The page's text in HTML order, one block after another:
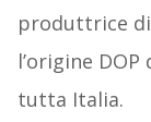
produttrice
l’origine
tutta Italia.